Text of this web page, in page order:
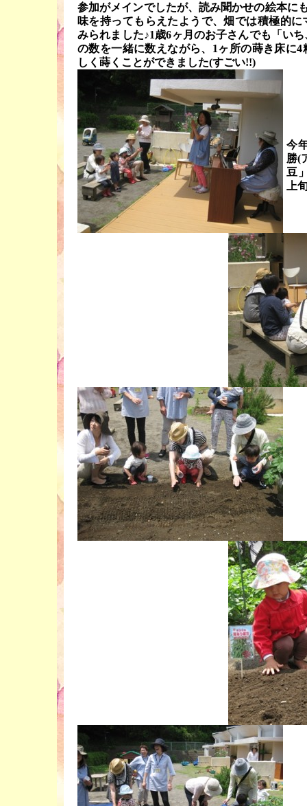
参加がメインでしたが、読み聞かせの絵本に
味を持ってもらえたようで、畑では積極的
みられました♪1歳6ヶ月のお子さんでも「い
の数を一緒に数えながら、1ヶ所の蒔き床に
しく蒔くことができました(すごい!!)
今
勝(
豆
上